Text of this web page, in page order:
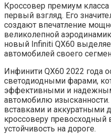
Кроссовер премиум
первый взгляд. Его
создают впечатление
великолепной
новый Infiniti QX60
автомобилей своего
Инфинити QX60 2022 года
светодиодными фарами,
эффективными и
автомобилю
вставками и аккуратными
кроссоверу
устойчивость на дороге.